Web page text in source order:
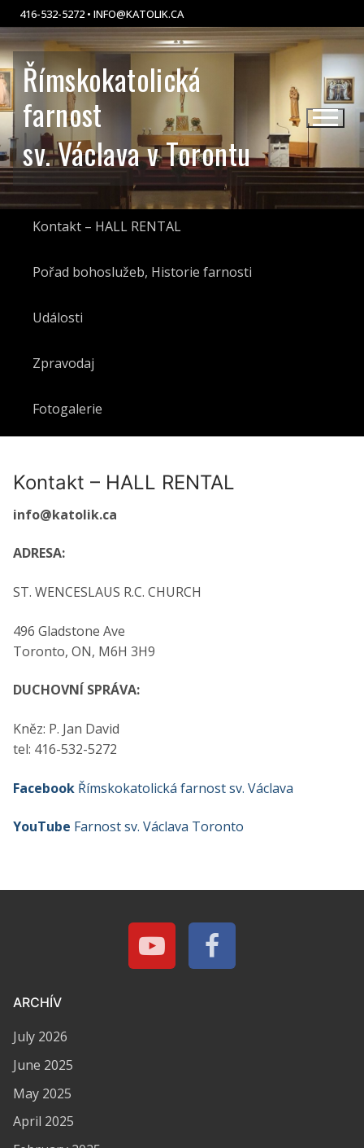
Skip
to
content
416-532-5272 • AC.KI
LOTAK
@OFNI
Římskokatolická
farnost
sv. Václava v Torontu
Kontakt – HALL RENTAL
Pořad bohoslužeb, Historie farnosti
Události
Zpravodaj
Fotogalerie
Kontakt – HALL RENTAL
ac.ki
lotak
@ofni
ADRESA:
ST. WENCESLAUS R.C. CHURCH
496 Gladstone Ave
Toronto, ON, M6H 3H9
DUCHOVNÍ SPRÁVA:
Kněz: P. Jan David
tel: 416-532-5272
Facebook Římskokatolická farnost sv. Václava
YouTube Farnost sv. Václava Toronto
ARCHÍV
July 2026
June 2025
May 2025
April 2025